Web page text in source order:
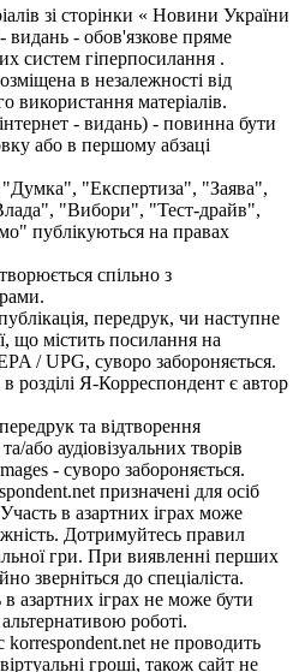
зі сторінки « Новини України
- видань - обов'язкове пряме
систем гіперпосилання .
в незалежності від
використання матеріалів.
- видань) - повинна бути
або в першому абзаці
"Експертиза", "Заява",
"Вибори", "Тест-драйв",
публікуються на правах
спільно з
передрук, чи наступне
що містить посилання на
/ UPG, суворо забороняється.
розділі Я-Корреспондент є автор
та відтворення
або аудіовізуальних творів
- суворо забороняється.
призначені для осіб
в азартних іграх може
Дотримуйтесь правил
гри. При виявленні перших
зверніться до спеціаліста.
азартних іграх не може бути
роботі.
korrespondent.net не проводить
гроші, також сайт не